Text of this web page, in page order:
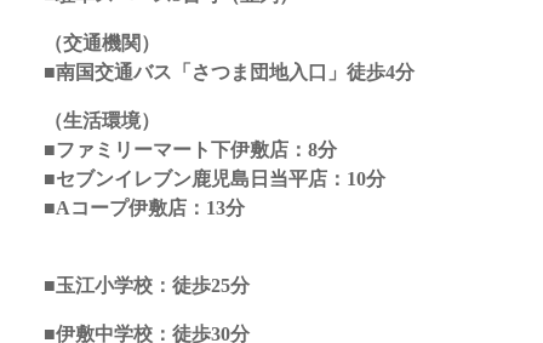
（交通機関）
■南国交通バス「さつま団地入口」徒歩4分
（生活環境）
■ファミリーマート下伊敷店：8分
■セブンイレブン鹿児島日当平店：10分
■Aコープ伊敷店：13分
■玉江小学校：徒歩25分
■伊敷中学校：徒歩30分